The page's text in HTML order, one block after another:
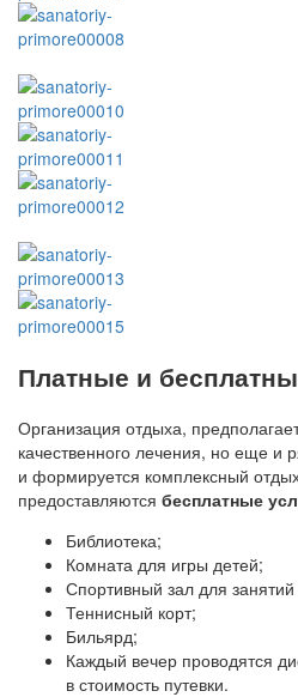
Платные и
Организация отдыха,
качественного лечения, но еще и
и формируется комплексный
предоставляются бесплатные
Библиотека;
Комната для игры детей;
Спортивный зал для
Теннисный корт;
Бильярд;
Каждый вечер проводятся
в стоимость путевки.